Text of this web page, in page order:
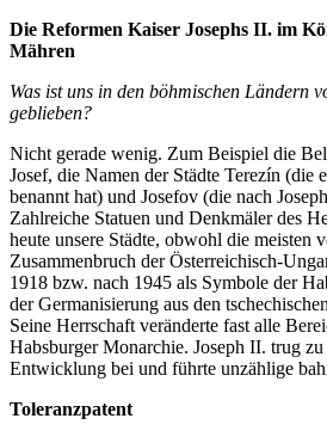
Die Reformen Kaiser Josephs II. im
Mähren
Was ist uns in den böhmischen Ländern
geblieben?
Nicht gerade wenig. Zum Beispiel die
Josef, die Namen der Städte Terezín (die
benannt hat) und Josefov (die nach
Zahlreiche Statuen und Denkmäler des
heute unsere Städte, obwohl die meisten
Zusammenbruch der Österreichisch-
1918 bzw. nach 1945 als Symbole der
der Germanisierung aus den
Seine Herrschaft veränderte fast alle
Habsburger Monarchie. Joseph II. trug
Entwicklung bei und führte unzählige
Toleranzpatent